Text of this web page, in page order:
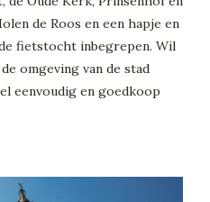
de Roos en een hapje en
fietstocht inbegrepen. Wil
omgeving van de stad
eenvoudig en goedkoop